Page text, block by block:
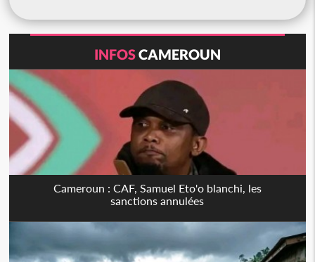
INFOSCAMEROUN
Cameroun : CAF, Samuel Eto'o blanchi, les
sanctions annulées